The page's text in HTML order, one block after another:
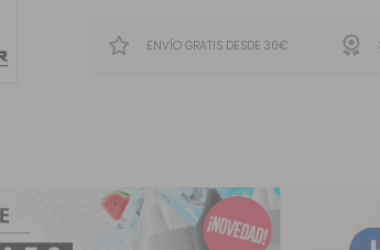
ENVÍO GRATIS DESDE 30€